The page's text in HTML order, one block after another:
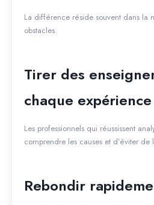
La différence réside souvent dans la
obstacles.
Tirer des
chaque expérience
Les professionnels qui réussissent
comprendre les causes et d’éviter de
Rebondir